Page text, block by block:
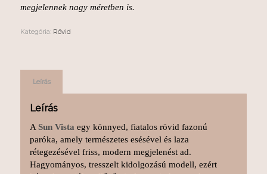
megjelennek nagy méretben is.
Kategória: Rövid
Leírás
Leírás
ASun Vista egy könnyed, fiatalos rövid fazonú
paróka, amely természetes esésével és laza
rétegezésével friss, modern megjelenést ad.
Hagyományos, tresszelt kidolgozású modell, ezért